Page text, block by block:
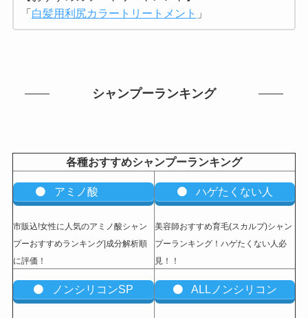
「白髪用利尻カラートリートメント 」
シャンプーランキング
各種おすすめシャンプーランキング
アミノ酸
市販込!女性に人気のアミノ酸シャン
プーおすすめランキング|成分解析順
に評価！
ハゲたくない人
美容師おすすめ育毛(スカルプ)シャン
プーランキング！ハゲたくない人必
見！！
ノンシリコンSP ALLノンシリコン